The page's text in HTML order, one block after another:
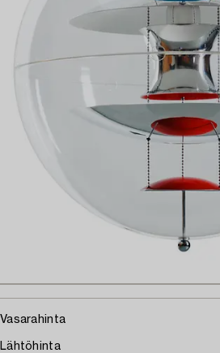
Vasarahinta
Lähtöhinta